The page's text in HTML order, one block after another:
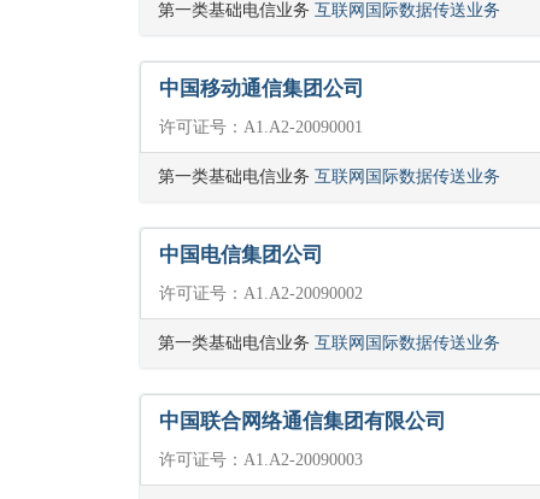
第一类基础电信业务 互联网国际数据传送业务
中国移动通信集团公司
许可证号：A1.A2-20090001
第一类基础电信业务 互联网国际数据传送业务
中国电信集团公司
许可证号：A1.A2-20090002
第一类基础电信业务 互联网国际数据传送业务
中国联合网络通信集团有限公司
许可证号：A1.A2-20090003